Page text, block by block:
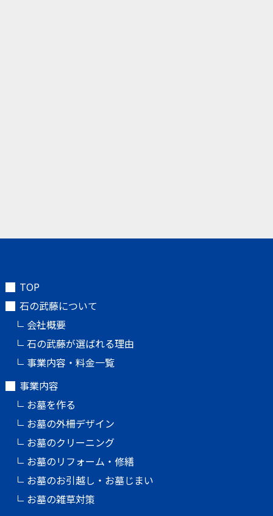
TOP
石の武藤について
会社概要
石の武藤が選ばれる理由
事業内容・料金一覧
事業内容
お墓を作る
お墓の外柵デザイン
お墓のクリーニング
お墓のリフォーム・修繕
お墓のお引越し・お墓じまい
お墓の雑草対策